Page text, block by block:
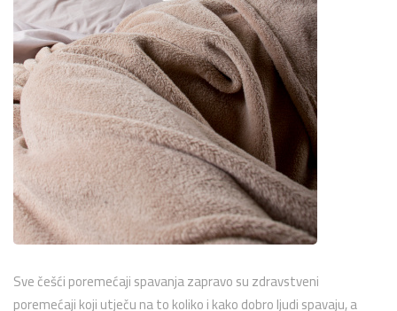
Sve češći poremećaji spavanja zapravo su zdravstveni
poremećaji koji utječu na to koliko i kako dobro ljudi spavaju, a